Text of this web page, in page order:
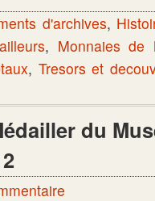
d'archives,
, Monnaies de
, Tresors et
du